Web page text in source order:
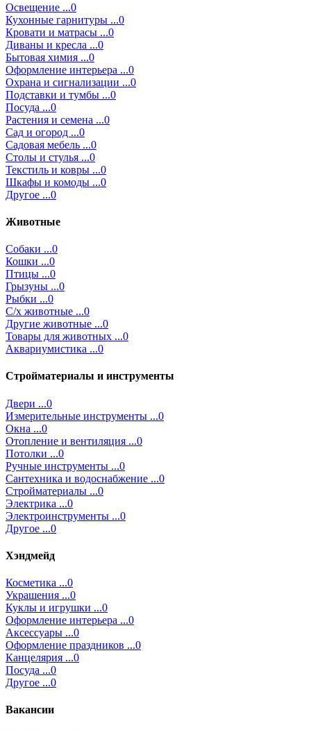
Освещение ...0
Кухонные гарнитуры ...0
Кровати и матрасы ...0
Диваны и кресла ...0
Бытовая химия ...0
Оформление интерьера ...0
Охрана и сигнализации ...0
Подставки и тумбы ...0
Посуда ...0
Растения и семена ...0
Сад и огород ...0
Садовая мебель ...0
Столы и стулья ...0
Текстиль и ковры ...0
Шкафы и комоды ...0
Другое ...0
Животные
Собаки ...0
Кошки ...0
Птицы ...0
Грызуны ...0
Рыбки ...0
С/х животные ...0
Другие животные ...0
Товары для животных ...0
Аквариумистика ...0
Стройматериалы и инструменты
Двери ...0
Измерительные инструменты ...0
Окна ...0
Отопление и вентиляция ...0
Потолки ...0
Ручные инструменты ...0
Сантехника и водоснабжение ...0
Стройматериалы ...0
Электрика ...0
Электроинструменты ...0
Другое ...0
Хэндмейд
Косметика ...0
Украшения ...0
Куклы и игрушки ...0
Оформление интерьера ...0
Аксессуары ...0
Оформление праздников ...0
Канцелярия ...0
Посуда ...0
Другое ...0
Вакансии